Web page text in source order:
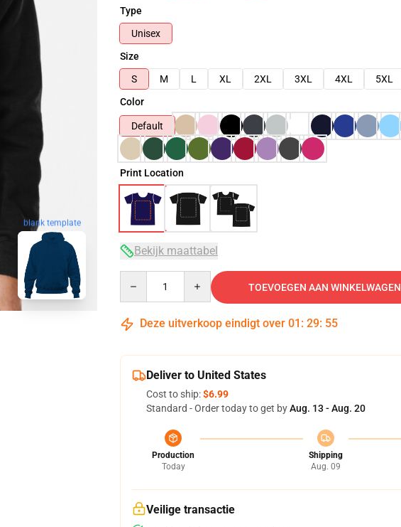
blank template
Type
Unisex
Size
S
M L XL 2XL 3XL 4XL
5XL
Color
Default
Print Location
Bekijk maattabel
TOEVOEGEN AAN WINKELWAGEN
Deze uitverkoop eindigt over 01 : 29: 54
Deliver to United States
Cost to ship:$6.99
Standard - Order today to get byAug. 13 - Aug. 20
Production
Today
Shipping
Aug. 09
Veilige transactie